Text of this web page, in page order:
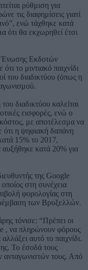
ρύθμιση για
τις διαφημίσεις γιατί
ενώ τάχθηκε κατά
ότι θα εκχωρηθεί έτσι
Ένωσης Εκδοτών
το μιντιακό παιχνίδι
του διαδικτύου (όπως η
διαδικτύου καλείται
εισφορές, ενώ ο
κόστος, με αποτέλεσμα να
ότι η ψηφιακή δαπάνη
15% το 2017,
κατά 20% για
της Google
στη συνέχεια
φορολογίας στη
των Βρυξελλών.
τόνισε: “Πρέπει οι
, να πληρώνουν φόρους
αυτό το παιχνίδι.
Το έσοδά τους
ανταγωνιστών τους. Από